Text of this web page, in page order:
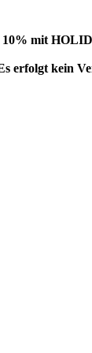
10% mit
erfolgt kein